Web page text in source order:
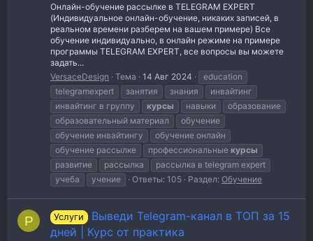
Онлайн-обучение рассылке в TELEGRAM EXPERT
(Индивидуальное онлайн-обучение, никаких записей, в
реальном времени разберем на вашем примере) Все
обучение индивидуально, в онлайн режиме на примере
программы TELEGRAM EXPERT, все вопросы вы можете
задать...
VersaceDesign
Тема 14 Авг 2024
education
telegramexpert
занятия знания
инвайтинг
инвайтинг в группу
курсы навыки
образование
образовательный материал
обучение
обучение инвайтингу
обучение онлайн
обучение рассылке
профессиональные курсы
развитие
рассылка
рассылка в telegram expert
учеба
учение Ответы: 105 Раздел: Обучение
Р Услуги
Выведи Telegram-канал в ТОП за 15
дней | Курс от практика